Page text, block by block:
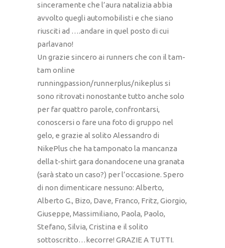
sinceramente che l’aura natalizia abbia
avvolto quegli automobilisti e che siano
riusciti ad ….andare in quel posto di cui
parlavano!
Un grazie sincero ai runners che con il tam-
tam online
runningpassion/runnerplus/nikeplus si
sono ritrovati nonostante tutto anche solo
per far quattro parole, confrontarsi,
conoscersi o fare una foto di gruppo nel
gelo, e grazie al solito Alessandro di
NikePlus che ha tamponato la mancanza
della t-shirt gara donandocene una granata
(sarà stato un caso?) per l’occasione. Spero
di non dimenticare nessuno: Alberto,
Alberto G., Bizo, Dave, Franco, Fritz, Giorgio,
Giuseppe, Massimiliano, Paola, Paolo,
Stefano, Silvia, Cristina e il solito
sottoscritto…kecorre! GRAZIE A TUTTI.